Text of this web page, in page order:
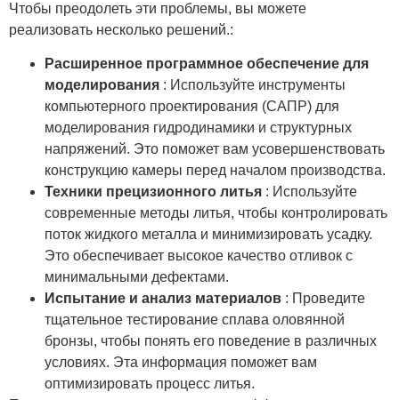
Чтобы преодолеть эти проблемы, вы можете
реализовать несколько решений.:
Расширенное программное обеспечение для
моделирования : Используйте инструменты
компьютерного проектирования (САПР) для
моделирования гидродинамики и структурных
напряжений. Это поможет вам усовершенствовать
конструкцию камеры перед началом производства.
Техники прецизионного литья : Используйте
современные методы литья, чтобы контролировать
поток жидкого металла и минимизировать усадку.
Это обеспечивает высокое качество отливок с
минимальными дефектами.
Испытание и анализ материалов : Проведите
тщательное тестирование сплава оловянной
бронзы, чтобы понять его поведение в различных
условиях. Эта информация поможет вам
оптимизировать процесс литья.